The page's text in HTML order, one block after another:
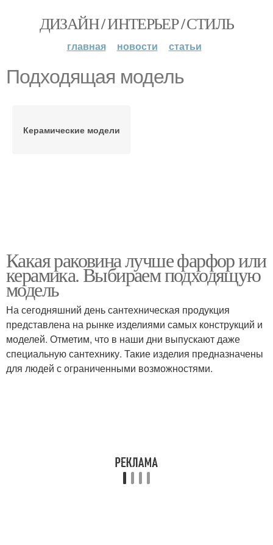
ДИЗАЙН / ИНТЕРЬЕР / СТИЛЬ
главная новости статьи
Подходящая модель
Керамические модели
Какая раковина лучше фарфор или
керамика. Выбираем подходящую
модель
На сегодняшний день сантехническая продукция
представлена на рынке изделиями самых конструкций и
моделей. Отметим, что в наши дни выпускают даже
специальную сантехнику. Такие изделия предназначены
для людей с ограниченными возможностями.